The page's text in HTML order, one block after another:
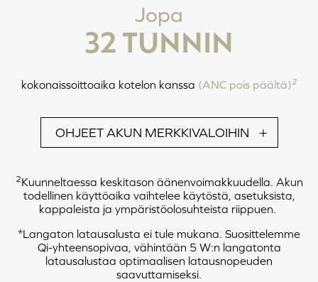
Huomautus: Nämä toiminnot voidaan suorittaa vain, kun nappikuulokkeet eivät
ole latauskotelossa. Nappikuulokkeet sammuvat automaattisesti, kun niitä ei
käytetä 5 minuuttiin tai kun niitä ei ole kytketty laitteeseen.
VASEN OIKEA
Jopa
32 TUNNIN
kokonaissoittoaika kotelon kanssa (ANC pois päältä)2
OHJEET AKUN MERKKIVALOIHIN
2Kuunneltaessa keskitason äänenvoimakkuudella. Akun
todellinen käyttöaika vaihtelee käytöstä, asetuksista,
kappaleista ja ympäristöolosuhteista riippuen.
*Langaton latausalusta ei tule mukana. Suosittelemme
Qi-yhteensopivaa, vähintään 5 W:n langatonta
latausalustaa optimaalisen latausnopeuden
saavuttamiseksi.